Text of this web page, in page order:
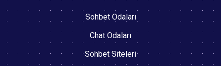
Sohbet Odaları
Chat Odaları
Sohbet Siteleri